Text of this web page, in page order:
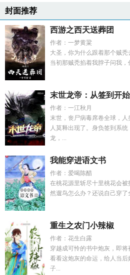
封面推荐
西游之西天送葬团
作者：一梦黄粱
大圣，你为什么跟着那个贼秃
当初那贼秃掐着我脖子问我
末世龙帝：从签到开
作者：一江秋月
末世，丧尸病毒席卷全球，
人莫释出现了。身负签到系
龙，...
我能穿进语文书
作者：爱喝陈醋
在桃花源里斩尽十里桃花会
然遛鸟怎么办？还说自己穿
重生之农门小辣椒
作者：花生白露
穿越成可怜的书中炮灰，即将
看看这炮灰的命运，给人当
子...